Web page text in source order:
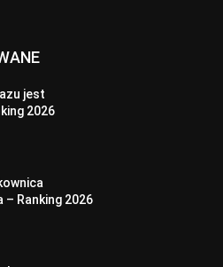
jest
2026
– Ranking 2026